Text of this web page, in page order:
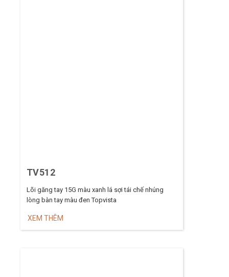
TV512
Lõi găng tay 15G màu xanh lá sợi tái chế nhúng
lòng bàn tay màu đen Topvista
XEM THÊM